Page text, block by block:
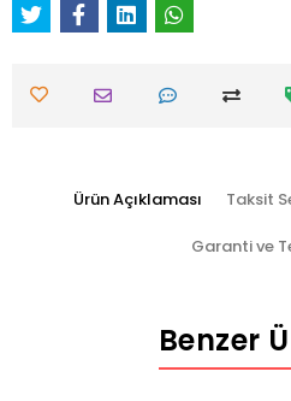
Ürün Açıklaması Taksit
Garanti ve
Benzer